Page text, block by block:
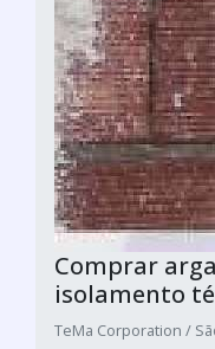
Comprar
isolamento
TeMa Corporation /